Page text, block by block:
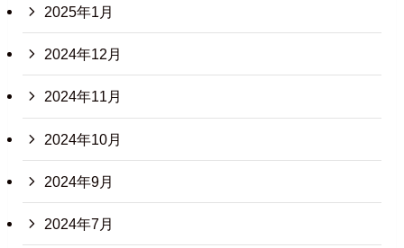
2025年1月
2024年12月
2024年11月
2024年10月
2024年9月
2024年7月